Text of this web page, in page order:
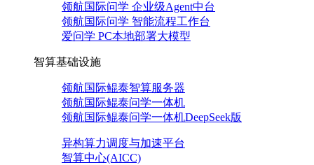
领航国际问学 企业级Agent中台
领航国际问学 智能流程工作台
爱问学 PC本地部署大模型
智算基础设施
领航国际鲲泰智算服务器
领航国际鲲泰问学一体机
领航国际鲲泰问学一体机DeepSeek版
异构算力调度与加速平台
智算中心(AICC)